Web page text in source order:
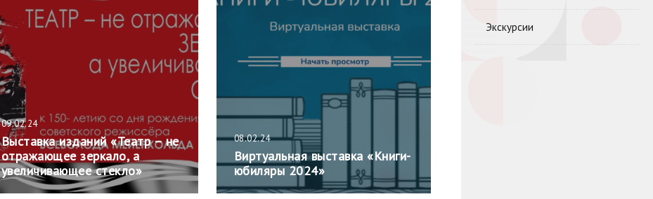
09.02.24
Выставка изданий «Театр – не
отражающее зеркало, а
увеличивающее стекло»
08.02.24
Виртуальная выставка «Книги-
юбиляры 2024»
Экскурсии